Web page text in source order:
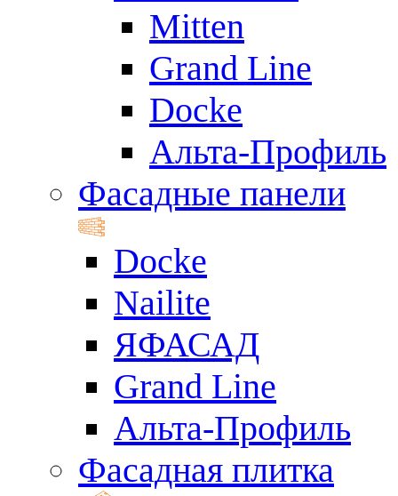
Mitten
Grand Line
Docke
Альта-Профиль
Фасадные панели
Docke
Nailite
ЯФАСАД
Grand Line
Альта-Профиль
Фасадная плитка